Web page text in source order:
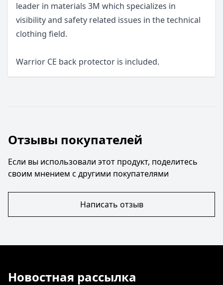
leader in materials 3M which specializes in
visibility and safety related issues in the technical
clothing field.
Warrior CE back protector is included.
Отзывы покупателей
Если вы использовали этот продукт, поделитесь
своим мнением с другими покупателями
Написать отзыв
Новостная рассылка